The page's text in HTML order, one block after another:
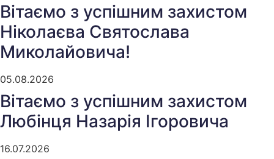
Вітаємо з успішним захистом
Ніколаєва Святослава
Миколайовича!
05.08.2026
Вітаємо з успішним захистом
Любінця Назарія Ігоровича
16.07.2026